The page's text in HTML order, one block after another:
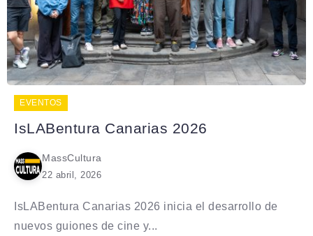
EVENTOS
IsLABentura Canarias 2026
MassCultura
22 abril, 2026
IsLABentura Canarias 2026 inicia el desarrollo de
nuevos guiones de cine y...